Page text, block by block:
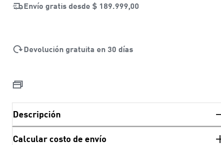
Envío gratis desde $ 189.999,00
Devolución gratuita en 30 días
Descripción
Calcular costo de envío